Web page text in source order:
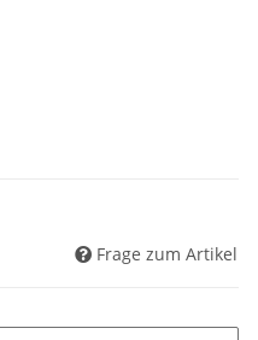
Frage zum Artikel